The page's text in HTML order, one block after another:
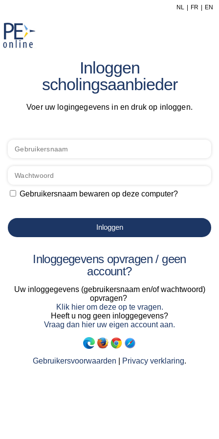
NL FR EN
Inloggen
scholingsaanbieder
Voer uw logingegevens in en druk op inloggen.
Gebruikersnaam bewaren op deze computer?
Inloggen
Inloggegevens opvragen / geen
account?
Uw inloggegevens (gebruikersnaam en/of wachtwoord)
opvragen?
Klik hier om deze op te vragen.
Heeft u nog geen inloggegevens?
Vraag dan hier uw eigen account aan.
Gebruikersvoorwaarden Privacy verklaring.